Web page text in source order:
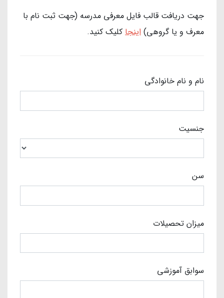
جهت دریافت قالب فایل معرفی مدرسه (جهت ثبت نام با
معرف و یا گروهی) اینجا کلیک کنید.
نام و نام خانوادگی
جنسیت
سن
میزان تحصیلات
سوابق آموزشی